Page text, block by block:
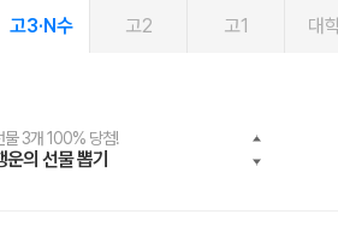
고3·N수 고2 고1 대
물 3개 100% 당첨!
운의 선물 뽑기
물 100% 증정!
가스터디 X 올리브
름방학 스터디 캐시백
가런 썸머스쿨
러셀 단과
사 공개선발
마트러닝앱
문 EVENT
가패스
무료 체험권
가패스 수강생 무료혜택!
가클럽 멤버십
회공헌 캠페인
망이룸 메가나눔